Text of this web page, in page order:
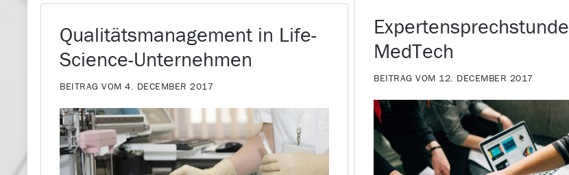
Expertensprechstunde
MedTech
BEITRAG VOM 12. DECEMBER 2017
Qualitätsmanagement in Life-
Science-Unternehmen
BEITRAG VOM 4. DECEMBER 2017